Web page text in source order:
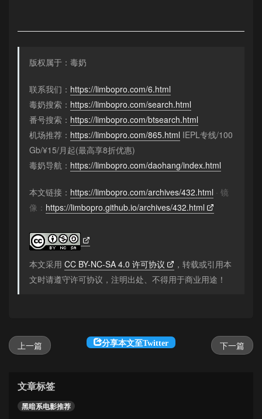
版权属于：毒奶
联系我们： https://limbopro.com/6.html
毒奶搜索： https://limbopro.com/search.html
番号搜索： https://limbopro.com/btsearch.html
机场推荐： https://limbopro.com/865.html IEPL专线/100
Gb/¥15/月起(最高享8折优惠)
毒奶导航： https://limbopro.com/daohang/index.html
本文链接： https://limbopro.com/archives/432.html · 镜
像： https://limbopro.github.io/archives/432.html
本文采用 CC BY-NC-SA 4.0 许可协议
，转载或引用本
文时请遵守许可协议，注明出处、不得用于商业用途！
下一篇
分享本文至Twitter
上一篇
文章标签
黑暗系电影推荐